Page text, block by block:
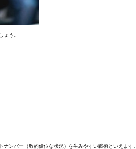
ょう。
ンバー（数的優位な状況）を生みやすい戦術といえます。